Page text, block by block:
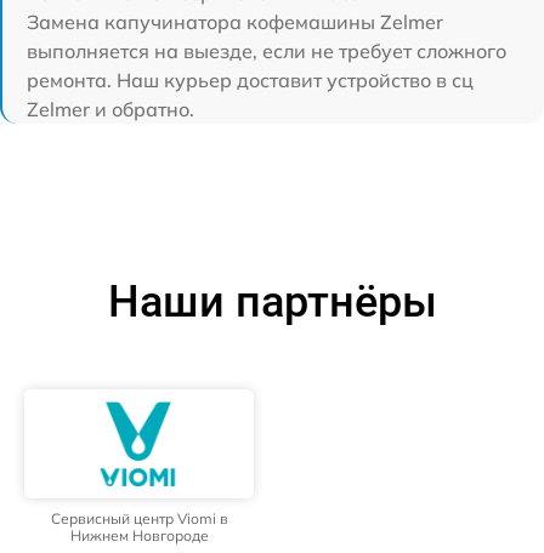
Замена капучинатора кофемашины Zelmer
выполняется на выезде, если не требует сложного
ремонта. Наш курьер доставит устройство в сц
Zelmer и обратно.
Наши партнёры
Сервисный центр Viomi в
Нижнем Новгороде